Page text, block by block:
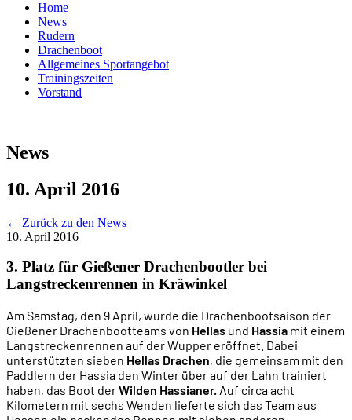
Home
News
Rudern
Drachenboot
Allgemeines Sportangebot
Trainingszeiten
Vorstand
News
10. April 2016
← Zurück zu den News
10. April 2016
3. Platz für Gießener Drachenbootler bei
Langstreckenrennen in Kräwinkel
Am Samstag, den 9 April, wurde die Drachenbootsaison der
Gießener Drachenbootteams von Hellas und Hassia mit einem
Langstreckenrennen auf der Wupper eröffnet. Dabei
unterstützten sieben Hellas Drachen, die gemeinsam mit den
Paddlern der Hassia den Winter über auf der Lahn trainiert
haben, das Boot derWilden Hassianer. Auf circa acht
Kilometern mit sechs Wenden lieferte sich das Team aus